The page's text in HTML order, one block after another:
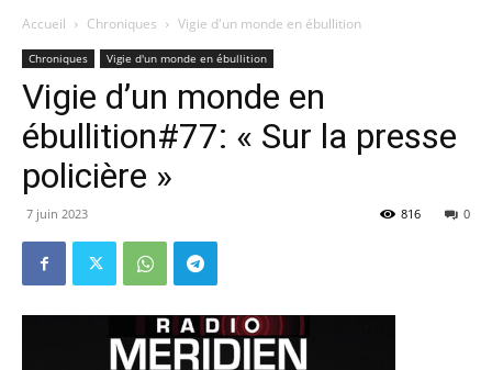
Accueil Chroniques Vigie d'un monde en ébullition
Chroniques Vigie d'un monde en ébullition
Vigie d’un monde en
ébullition#77: « Sur la presse
policière »
7 juin 2023 0
816